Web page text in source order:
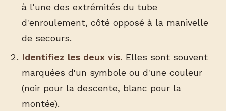
à l'une des extrémités du tube
d'enroulement, côté opposé à la manivelle
de secours.
Identifiez les deux vis. Elles sont souvent
marquées d'un symbole ou d'une couleur
(noir pour la descente, blanc pour la
montée).